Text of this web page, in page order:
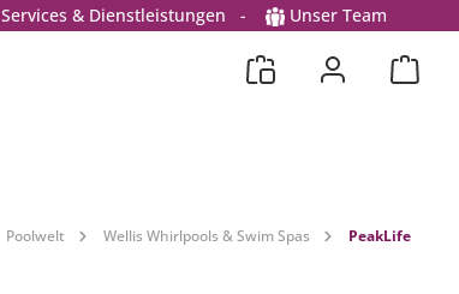
Services & Dienstleistungen - Unser Team
Poolwelt Wellis Whirlpools & Swim Spas PeakLife